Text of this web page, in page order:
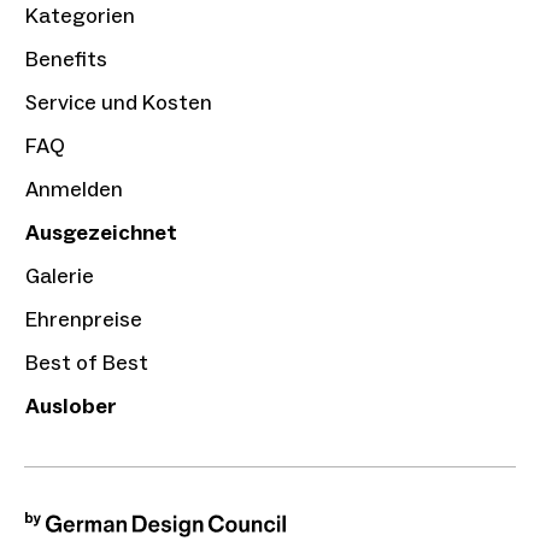
Kategorien
Benefits
Service und Kosten
FAQ
Anmelden
Ausgezeichnet
Galerie
Ehrenpreise
Best of Best
Auslober